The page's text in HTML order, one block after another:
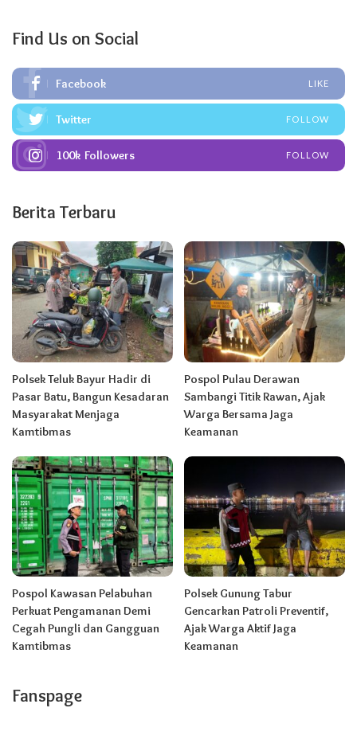
Find Us on Social
Facebook LIKE
Twitter FOLLOW
100k Followers FOLLOW
Berita Terbaru
Polsek Teluk Bayur Hadir di
Pasar Batu, Bangun Kesadaran
Masyarakat Menjaga
Kamtibmas
Pospol Pulau Derawan
Sambangi Titik Rawan, Ajak
Warga Bersama Jaga
Keamanan
Pospol Kawasan Pelabuhan
Perkuat Pengamanan Demi
Cegah Pungli dan Gangguan
Kamtibmas
Polsek Gunung Tabur
Gencarkan Patroli Preventif,
Ajak Warga Aktif Jaga
Keamanan
Fanspage